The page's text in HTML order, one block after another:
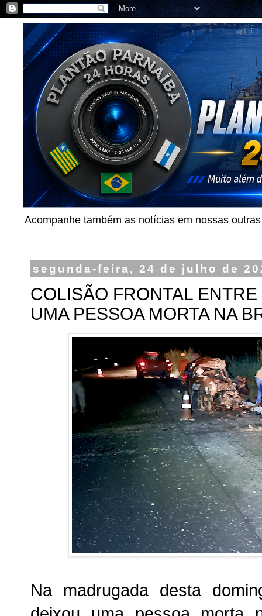
Acompanhe também as notícias em nossas
segunda-feira, 24 de julho de
COLISÃO FRONTAL
UMA PESSOA MORTA NA
Na madrugada desta